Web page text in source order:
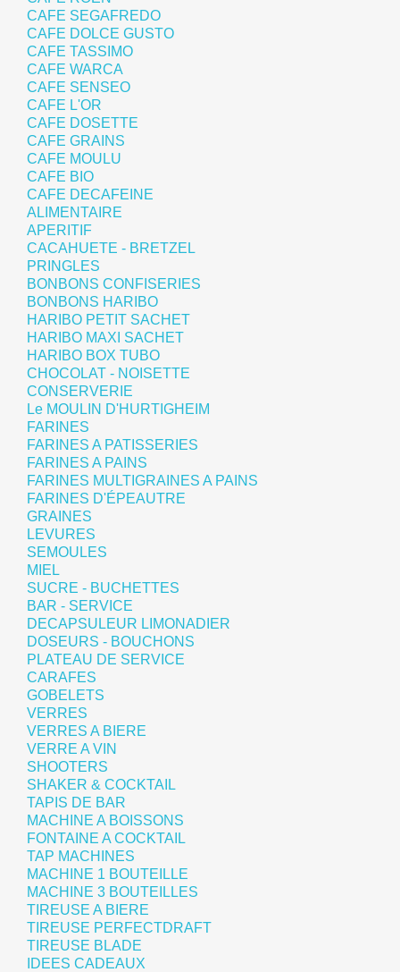
CAFE SEGAFREDO
CAFE DOLCE GUSTO
CAFE TASSIMO
CAFE WARCA
CAFE SENSEO
CAFE L'OR
CAFE DOSETTE
CAFE GRAINS
CAFE MOULU
CAFE BIO
CAFE DECAFEINE
ALIMENTAIRE
APERITIF
CACAHUETE - BRETZEL
PRINGLES
BONBONS CONFISERIES
BONBONS HARIBO
HARIBO PETIT SACHET
HARIBO MAXI SACHET
HARIBO BOX TUBO
CHOCOLAT - NOISETTE
CONSERVERIE
Le MOULIN D'HURTIGHEIM
FARINES
FARINES A PATISSERIES
FARINES A PAINS
FARINES MULTIGRAINES A PAINS
FARINES D'ÉPEAUTRE
GRAINES
LEVURES
SEMOULES
MIEL
SUCRE - BUCHETTES
BAR - SERVICE
DECAPSULEUR LIMONADIER
DOSEURS - BOUCHONS
PLATEAU DE SERVICE
CARAFES
GOBELETS
VERRES
VERRES A BIERE
VERRE A VIN
SHOOTERS
SHAKER & COCKTAIL
TAPIS DE BAR
MACHINE A BOISSONS
FONTAINE A COCKTAIL
TAP MACHINES
MACHINE 1 BOUTEILLE
MACHINE 3 BOUTEILLES
TIREUSE A BIERE
TIREUSE PERFECTDRAFT
TIREUSE BLADE
IDEES CADEAUX